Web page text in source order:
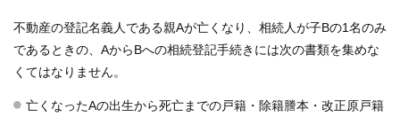
不動産の登記名義人である親Aが亡くなり、相続人が子Bの1名のみ
であるときの、AからBへの相続登記手続きには次の書類を集めな
くてはなりません。
亡くなったAの出生から死亡までの戸籍・除籍謄本・改正原戸籍